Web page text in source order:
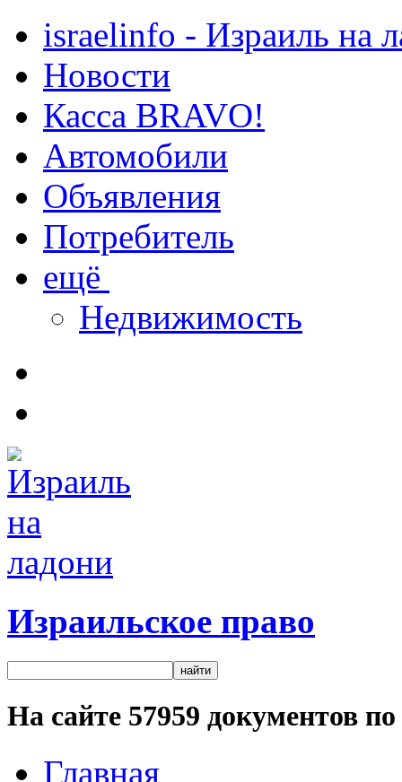
israelinfo - Израиль на
Новости
Касса BRAVO!
Автомобили
Объявления
Потребитель
ещё
Недвижимость
Израильское право
На сайте 57959 документов
Главная